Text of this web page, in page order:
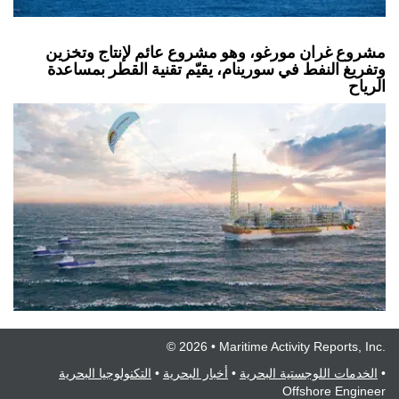
مشروع غران مورغو، وهو مشروع عائم لإنتاج وتخزين
وتفريغ النفط في سورينام، يقيّم تقنية القطر بمساعدة
الرياح
© 2026 • Maritime Activity Reports, Inc.
الخدمات اللوجستية البحرية • أخبار البحرية • التكنولوجيا البحرية
•
Offshore Engineer